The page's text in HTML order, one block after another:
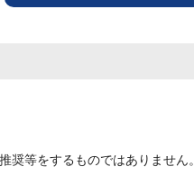
等をするものではありません。